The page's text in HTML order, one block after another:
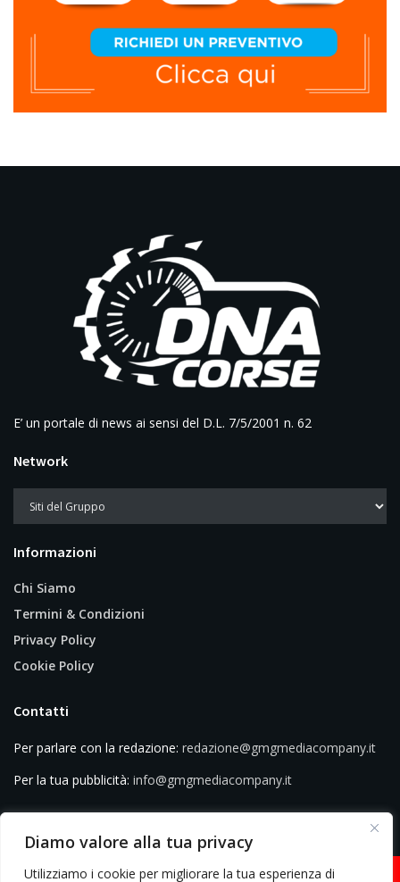
Diamo valore alla tua privacy
Utilizziamo i cookie per migliorare la tua esperienza di
E’ un portale di news ai sensi del D.L. 7/5/2001 n. 62
Network
Informazioni
Chi Siamo
Termini & Condizioni
Privacy Policy
Cookie Policy
Contatti
Per parlare con la redazione: redazione@gmgmediacompany.it
Per la tua pubblicità: info@gmgmediacompany.it